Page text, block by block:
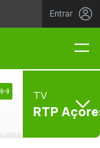
Entrar
TV
RTP